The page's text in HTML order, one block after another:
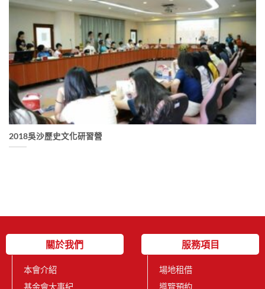
2018吳沙歷史文化研習營
關於我們
本會介紹
基金會大事紀
服務項目
場地租借
導覽預約